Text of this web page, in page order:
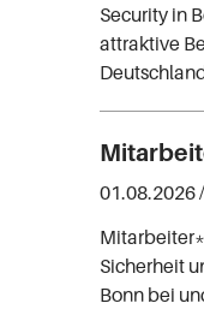
Security in
attraktive
01.08.2026 /
Sicherheit
Bonn bei